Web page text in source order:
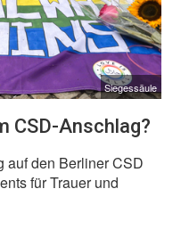
Siegessäule
CSD-Anschlag?
auf den Berliner CSD
für Trauer und